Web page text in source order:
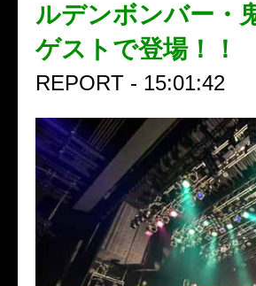
ルデンボンバー・
ゲストで登場！！
REPORT - 15:01:42